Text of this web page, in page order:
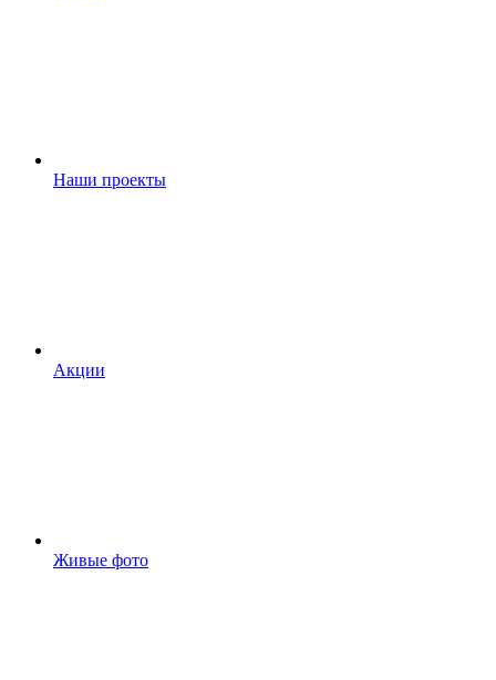
Наши проекты
Акции
Живые фото